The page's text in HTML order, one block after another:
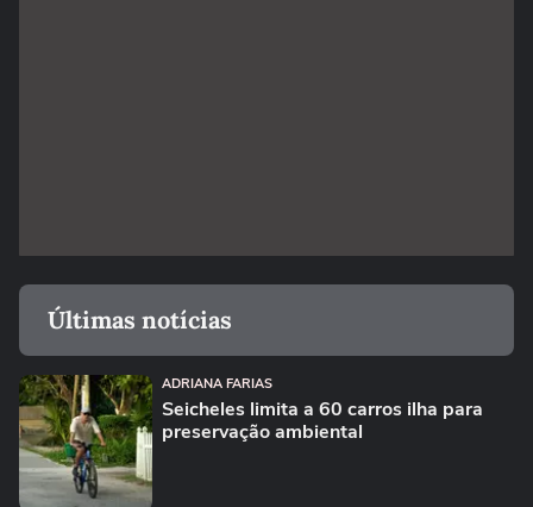
Últimas notícias
ADRIANA FARIAS
Seicheles limita a 60 carros ilha para
preservação ambiental